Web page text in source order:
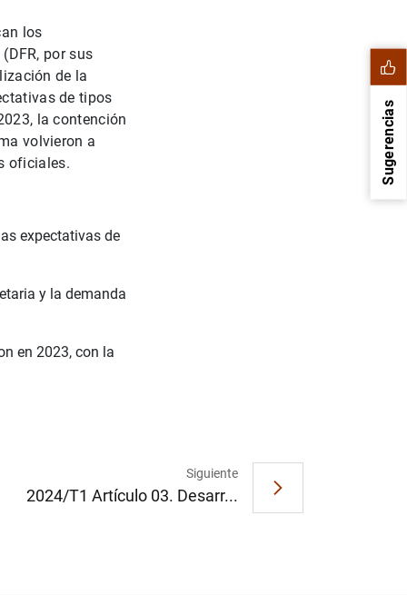
los
por sus
de la
de tipos
la contención
volvieron a
oficiales.
expectativas de
y la demanda
en 2023, con la
Siguiente
2024/T1 Artículo 03. Desarr...
Sugerencias